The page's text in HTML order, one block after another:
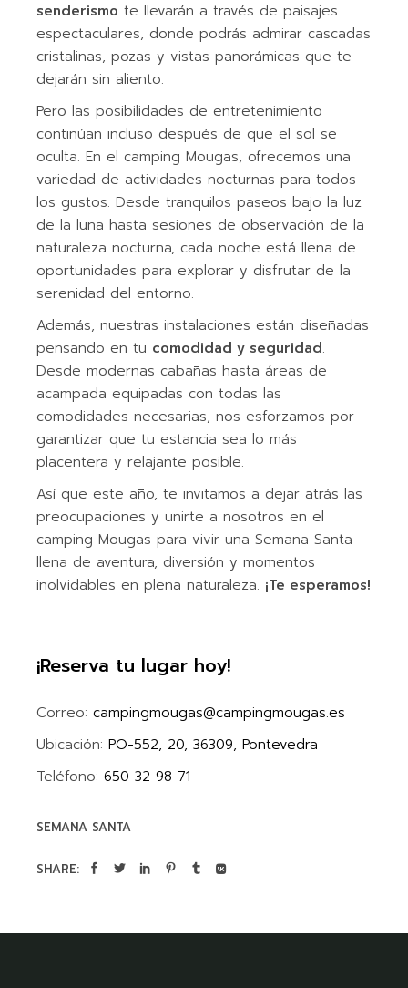
senderismo te llevarán a través de paisajes
espectaculares, donde podrás admirar cascadas
cristalinas, pozas y vistas panorámicas que te
dejarán sin aliento.
Pero las posibilidades de entretenimiento
continúan incluso después de que el sol se
oculta. En el camping Mougas, ofrecemos una
variedad de actividades nocturnas para todos
los gustos. Desde tranquilos paseos bajo la luz
de la luna hasta sesiones de observación de la
naturaleza nocturna, cada noche está llena de
oportunidades para explorar y disfrutar de la
serenidad del entorno.
Además, nuestras instalaciones están diseñadas
pensando en tu comodidad y seguridad.
Desde modernas cabañas hasta áreas de
acampada equipadas con todas las
comodidades necesarias, nos esforzamos por
garantizar que tu estancia sea lo más
placentera y relajante posible.
Así que este año, te invitamos a dejar atrás las
preocupaciones y unirte a nosotros en el
camping Mougas para vivir una Semana Santa
llena de aventura, diversión y momentos
inolvidables en plena naturaleza. ¡Te esperamos!
¡Reserva tu lugar hoy!
Correo:campingmougas@campingmougas.es
Ubicación:PO-552, 20, 36309, Pontevedra
Teléfono:650 32 98 71
SEMANA SANTA
SHARE: